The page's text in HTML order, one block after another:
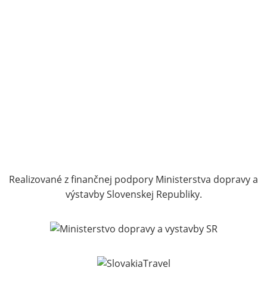
Realizované z finančnej podpory Ministerstva dopravy a
výstavby Slovenskej Republiky.